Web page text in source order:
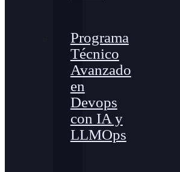
Programa
Técnico
Avanzado
en
Devops
con IA y
LLMOps